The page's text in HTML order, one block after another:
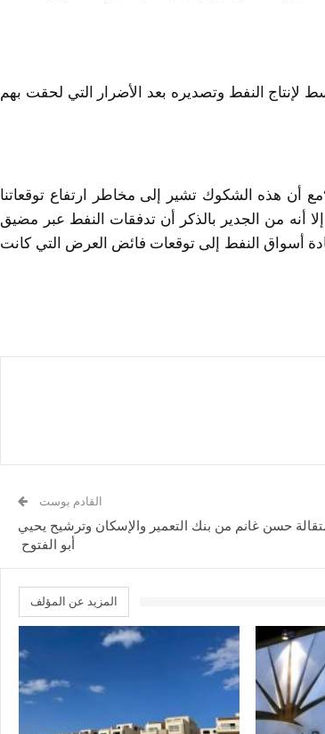
النفط وتصديره بعد الأضرار التي لحقت بهم
أن هذه الشكوك تشير إلى مخاطر ارتفاع توقعاتنا
للبرميل بنهاية العام، إلا أنه من الجدير بالذكر أن تدفقات النفط عبر مضيق
قبل الحرب لإعادة أسواق النفط إلى توقعات فائض العرض التي كانت
القادم بوست
حسن غانم من بنك التعمير والإسكان وترشيح يحيي
أبو الفتوح
المزيد عن المؤلف